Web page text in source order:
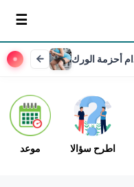
موعد اطرح سؤالا